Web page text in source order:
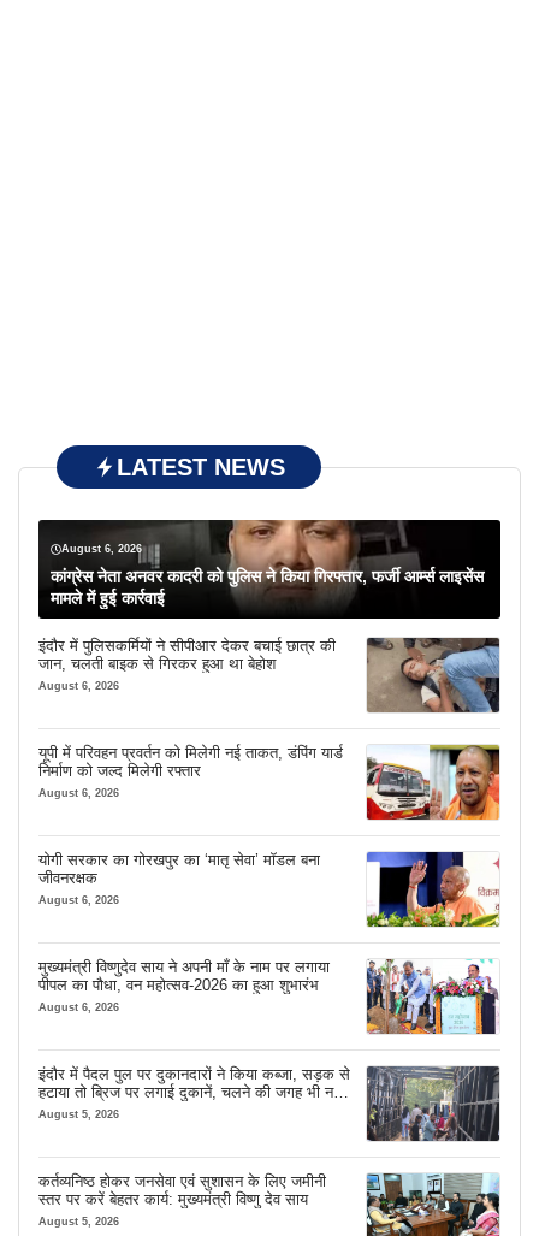
LATEST NEWS
August 6, 2026
कांग्रेस नेता अनवर कादरी को पुलिस ने किया गिरफ्तार, फर्जी आर्म्स लाइसेंस
मामले में हुई कार्रवाई
इंदौर में पुलिसकर्मियों ने सीपीआर देकर बचाई छात्र की
जान, चलती बाइक से गिरकर हुआ था बेहोश
August 6, 2026
यूपी में परिवहन प्रवर्तन को मिलेगी नई ताकत, डंपिंग यार्ड
निर्माण को जल्द मिलेगी रफ्तार
August 6, 2026
योगी सरकार का गोरखपुर का ‘मातृ सेवा’ मॉडल बना
जीवनरक्षक
August 6, 2026
मुख्यमंत्री विष्णुदेव साय ने अपनी माँ के नाम पर लगाया
पीपल का पौधा, वन महोत्सव-2026 का हुआ शुभारंभ
August 6, 2026
इंदौर में पैदल पुल पर दुकानदारों ने किया कब्जा, सड़क से
हटाया तो ब्रिज पर लगाई दुकानें, चलने की जगह भी नहीं
मिल रही
August 5, 2026
कर्तव्यनिष्ठ होकर जनसेवा एवं सुशासन के लिए जमीनी
स्तर पर करें बेहतर कार्य: मुख्यमंत्री विष्णु देव साय
August 5, 2026